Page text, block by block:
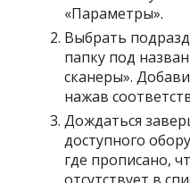
«Параметры».
Выбрать
папку под
сканеры».
нажав
Дождаться
доступного
где прописано,